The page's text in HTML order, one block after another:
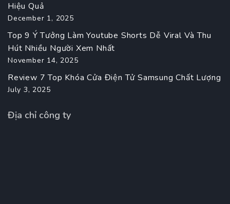
Hiệu Quả
December 1, 2025
Top 9 Ý Tưởng Làm Youtube Shorts Dễ Viral Và Thu
Hút Nhiều Người Xem Nhất
November 14, 2025
Review 7 Top Khóa Cửa Điện Tử Samsung Chất Lượng
July 3, 2025
Địa chỉ công ty